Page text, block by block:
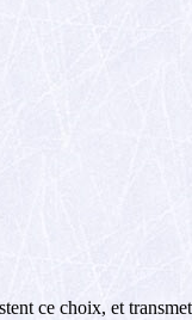
ce choix, et